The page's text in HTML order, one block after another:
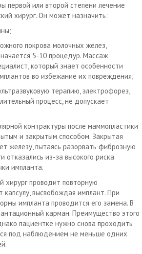
первой или второй степени лечение
хирург. Он может назначить:
покрова молочных желез,
5-10 процедур. Массаж
который знает особенности
во избежание их повреждения;
терапию, электрофорез,
процесс, не допускает
контрактуры после маммопластики
и закрытым способом. Закрытая
железу, пытаясь разорвать фиброзную
отказались из-за высокого риска
импланта.
хирург проводит повторную
высвобождая имплант. При
импланта проводится его замена. В
карман. Преимущество этого
пациентке нужно снова проходить
под наблюдением не меньше одних